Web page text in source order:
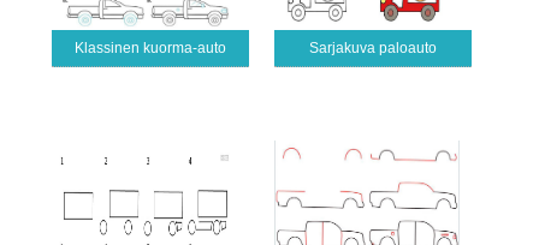
Klassinen kuorma-auto Sarjakuva paloauto